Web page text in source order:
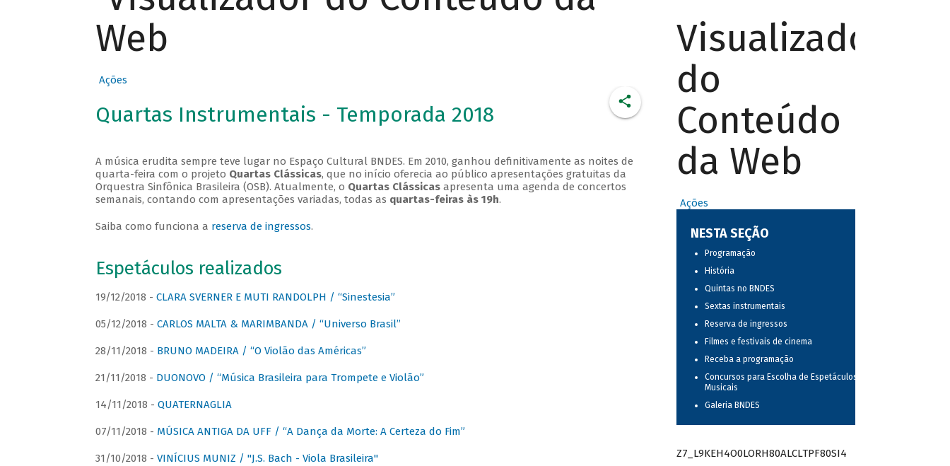
Web
Ações
Quartas Instrumentais - Temporada 2018
A música erudita sempre teve lugar no Espaço Cultural BNDES. Em 2010, ganhou definitivamente as noites de
quarta-feira com o projeto Quartas Clássicas, que no início oferecia ao público apresentações gratuitas da
Orquestra Sinfônica Brasileira (OSB). Atualmente, o Quartas Clássicasapresenta uma agenda de concertos
semanais, contando com apresentações variadas, todas as quartas-feiras às 19h.
Saiba como funciona a reserva de ingressos.
Espetáculos realizados
19/12/2018 - CLARA SVERNER E MUTI RANDOLPH / “Sinestesia”
05/12/2018 - CARLOS MALTA & MARIMBANDA / “Universo Brasil”
28/11/2018 - BRUNO MADEIRA / “O Violão das Américas”
21/11/2018 - DUONOVO / “Música Brasileira para Trompete e Violão”
14/11/2018 - QUATERNAGLIA
07/11/2018 - MÚSICA ANTIGA DA UFF / “A Dança da Morte: A Certeza do Fim”
31/10/2018 - VINÍCIUS MUNIZ / "J.S. Bach - Viola Brasileira"
Visualizador
do
Conteúdo
da Web
Ações
NESTA SEÇÃO
Programação
História
Quintas no BNDES
Sextas instrumentais
Reserva de ingressos
Filmes e festivais de cinema
Receba a programação
Concursos para Escolha de Espetáculos
Musicais
Galeria BNDES
Z7_L9KEH4O0LORH80ALCLTPF80SI4